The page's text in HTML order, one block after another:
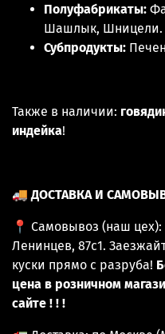
Полуфабрикаты:
Шашлык, Шницели.
Субпродукты:
Также в наличии:
индейка!
🚚 ДОСТАВКА И
📍 Самовывоз (наш
Ленинцев, 87с1.
куски прямо с разруба!
цена в розничном
сайте ! ! !